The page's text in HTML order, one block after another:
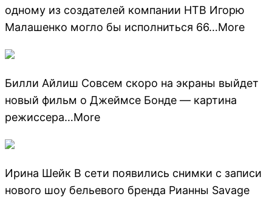
одному из создателей компании НТВ Игорю
Малашенко могло бы исполниться 66…More
Билли Айлиш Совсем скоро на экраны выйдет
новый фильм о Джеймсе Бонде — картина
режиссера…More
Ирина Шейк В сети появились снимки с записи
нового шоу бельевого бренда Рианны Savage